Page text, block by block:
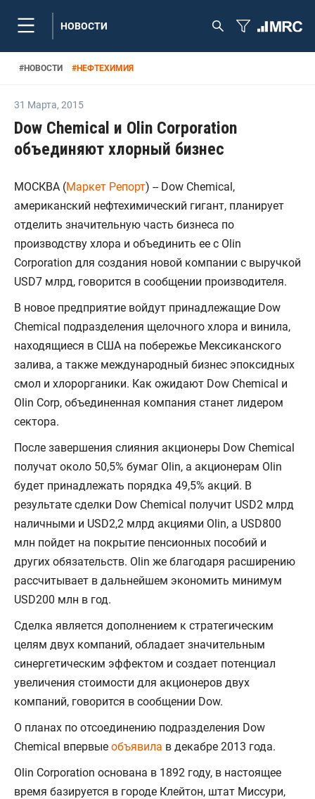
НОВОСТИ
#НОВОСТИ #НЕФТЕХИМИЯ
31 Марта, 2015
Dow Chemical и Olin Corporation
объединяют хлорный бизнес
МОСКВА (Маркет Репорт) -- Dow Chemical,
американский нефтехимический гигант, планирует
отделить значительную часть бизнеса по
производству хлора и объединить ее с Olin
Corporation для создания новой компании с выручкой
USD7 млрд, говорится в сообщении производителя.
В новое предприятие войдут принадлежащие Dow
Chemical подразделения щелочного хлора и винила,
находящиеся в США на побережье Мексиканского
залива, а также международный бизнес эпоксидных
смол и хлорорганики. Как ожидают Dow Chemical и
Olin Corp, объединенная компания станет лидером
сектора.
После завершения слияния акционеры Dow Chemical
получат около 50,5% бумаг Olin, а акционерам Olin
будет принадлежать порядка 49,5% акций. В
результате сделки Dow Chemical получит USD2 млрд
наличными и USD2,2 млрд акциями Olin, а USD800
млн пойдет на покрытие пенсионных пособий и
других обязательств. Olin же благодаря расширению
рассчитывает в дальнейшем экономить минимум
USD200 млн в год.
Сделка является дополнением к стратегическим
целям двух компаний, обладает значительным
синергетическим эффектом и создает потенциал
увеличения стоимости для акционеров двух
компаний, говорится в сообщении Dow.
О планах по отсоединению подразделения Dow
Chemical впервые объявила в декабре 2013 года.
Olin Corporation основана в 1892 году, в настоящее
время базируется в городе Клейтон, штат Миссури,